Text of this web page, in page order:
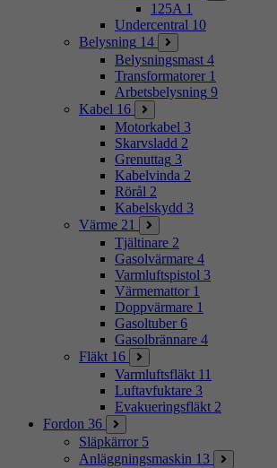
125A 1
Undercentral 10
Belysning 14
Belysningsmast 4
Transformatorer 1
Arbetsbelysning 9
Kabel 16
Motorkabel 3
Skarvsladd 2
Grenuttag 3
Kabelvinda 2
Rörål 2
Kabelskydd 3
Värme 21
Tjältinare 2
Gasolvärmare 4
Varmluftspistol 3
Värmemattor 1
Doppvärmare 1
Gasoltuber 6
Gasolbrännare 4
Fläkt 16
Varmluftsfläkt 11
Luftavfuktare 3
Evakueringsfläkt 2
Fordon 36
Släpkärror 5
Anläggningsmaskin 13